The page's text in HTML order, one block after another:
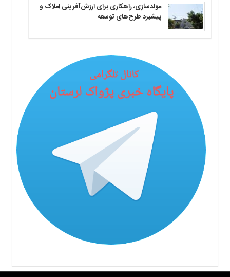
مولدسازی، راهکاری برای ارزش‌آفرینی املاک و
پیشبرد طرح‌های توسعه